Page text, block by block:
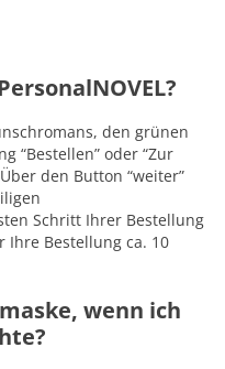
den grünen
“Bestellen” oder “Zur
den Button “weiter”
Schritt Ihrer Bestellung
Ihre Bestellung ca. 10
wenn ich